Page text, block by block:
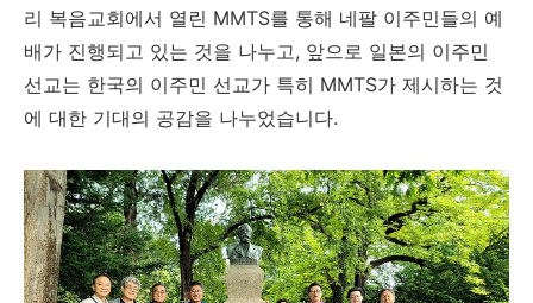
리 복음교회에서 열린 MMTS를 통해 네팔 이주민들의 예
배가 진행되고 있는 것을 나누고, 앞으로 일본의 이주민
선교는 한국의 이주민 선교가 특히 MMTS가 제시하는 것
에 대한 기대의 공감을 나누었습니다.